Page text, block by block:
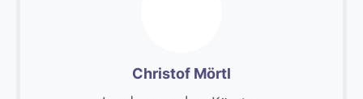
Christof Mörtl